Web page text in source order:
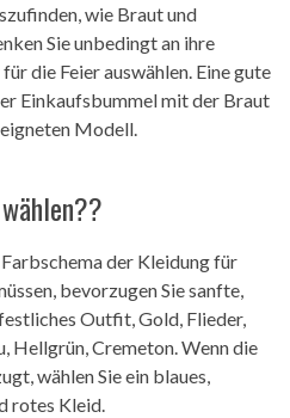
wie Braut und
Sie unbedingt an ihre
die Feier auswählen. Eine gute
Einkaufsbummel mit der Braut
Modell.
der Kleidung für
bevorzugen Sie sanfte,
Outfit, Gold, Flieder,
Hellgrün, Cremeton. Wenn die
wählen Sie ein blaues,
rotes Kleid.